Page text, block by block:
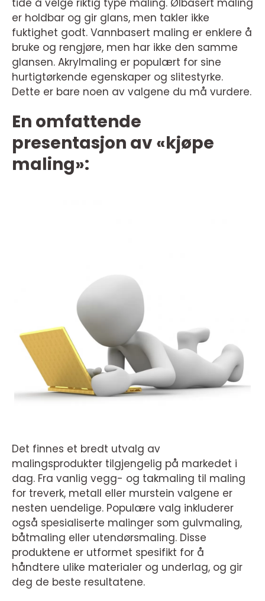
tide å velge riktig type maling. Ølbasert maling
er holdbar og gir glans, men takler ikke
fuktighet godt. Vannbasert maling er enklere å
bruke og rengjøre, men har ikke den samme
glansen. Akrylmaling er populært for sine
hurtigtørkende egenskaper og slitestyrke.
Dette er bare noen av valgene du må vurdere.
En omfattende
presentasjon av «kjøpe
maling»:
Det finnes et bredt utvalg av
malingsprodukter tilgjengelig på markedet i
dag. Fra vanlig vegg- og takmaling til maling
for treverk, metall eller murstein valgene er
nesten uendelige. Populære valg inkluderer
også spesialiserte malinger som gulvmaling,
båtmaling eller utendørsmaling. Disse
produktene er utformet spesifikt for å
håndtere ulike materialer og underlag, og gir
deg de beste resultatene.